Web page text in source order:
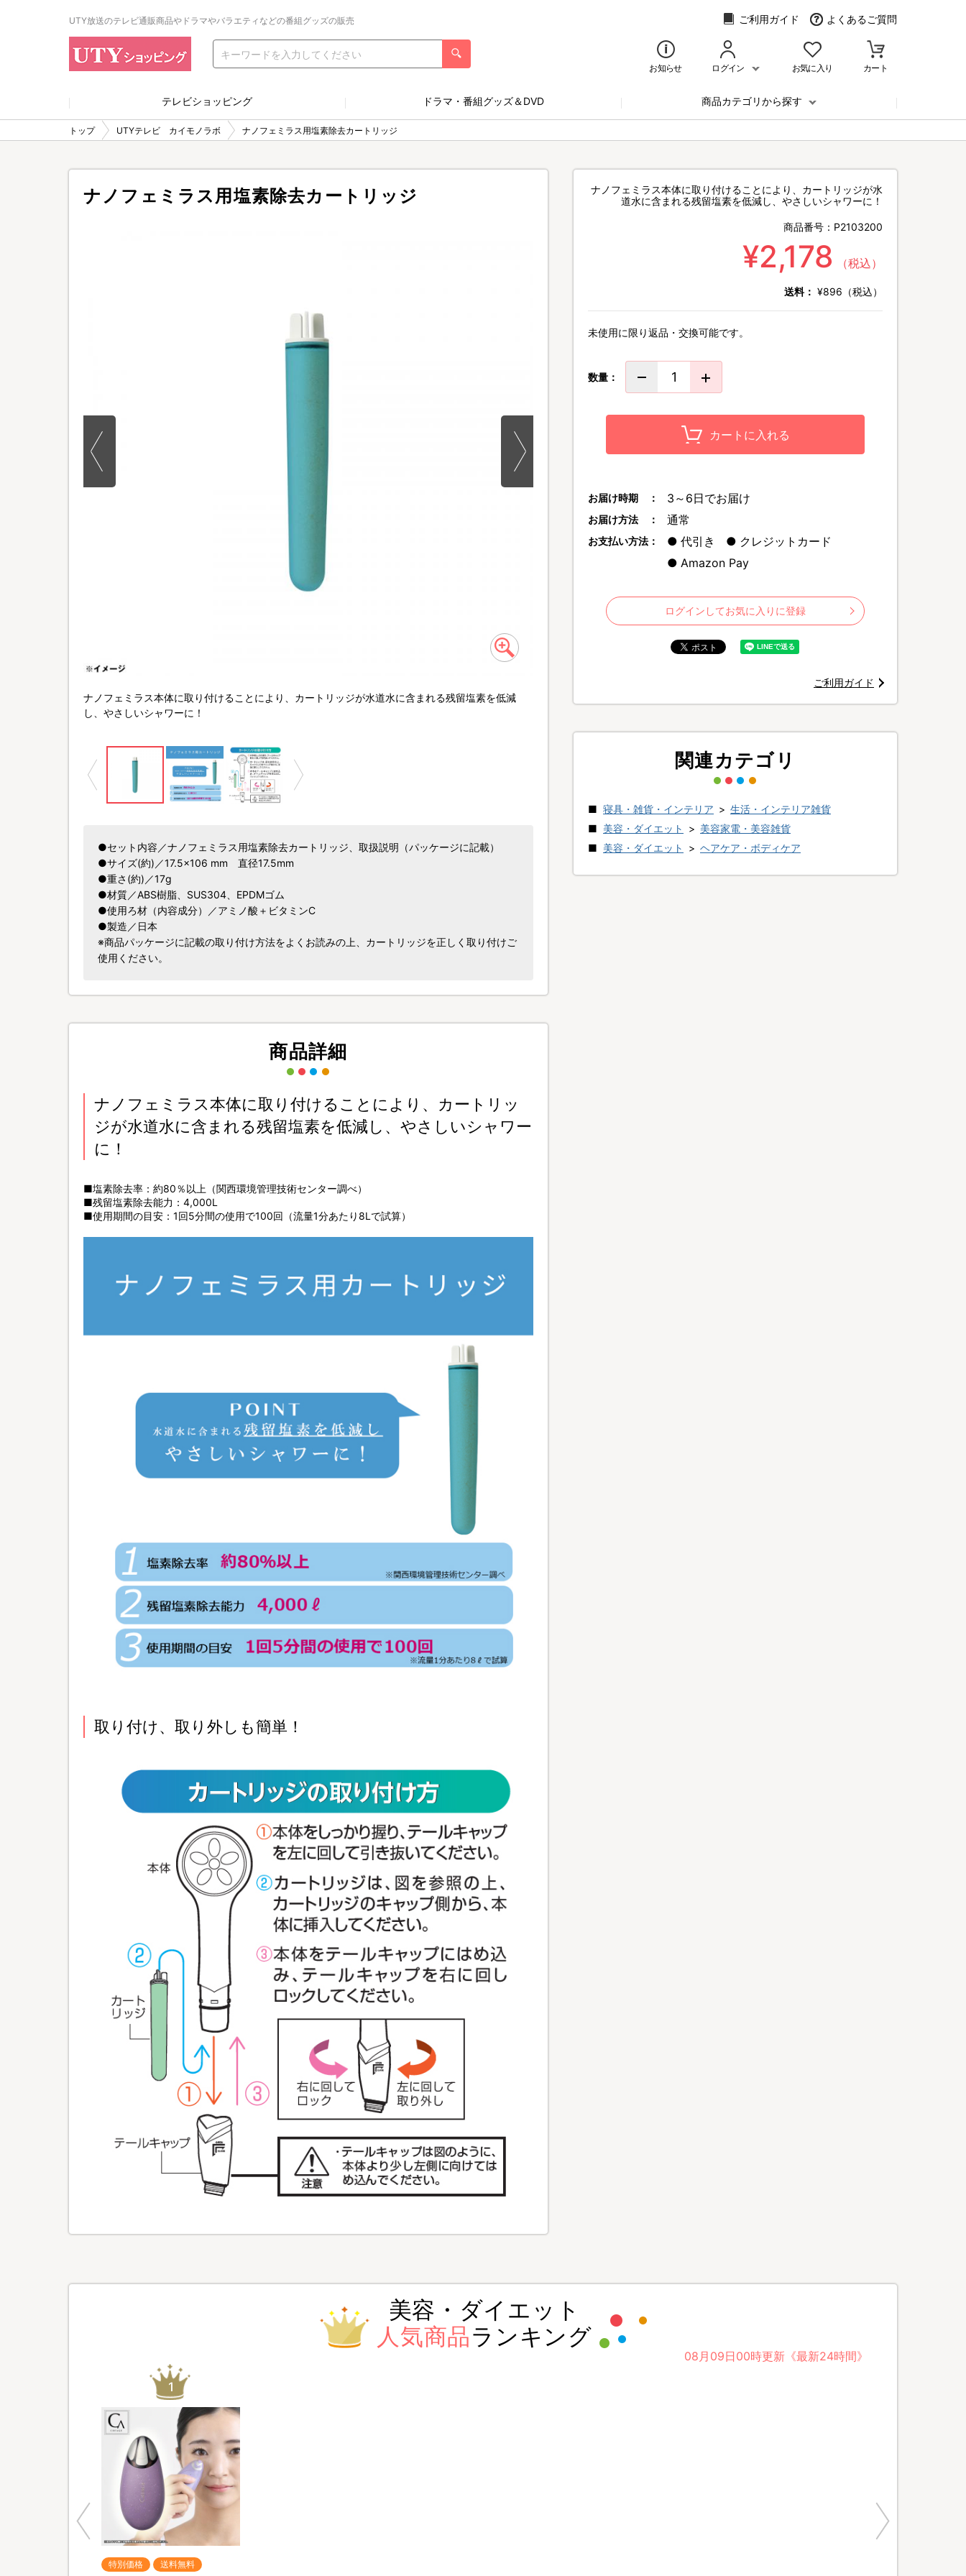
UTY放送のテレビ通販商品やドラマやバラエティなどの番組グッズの販売 ご利用ガイド よくあるご質問
お知らせ ログイン お気に入り カート
テレビショッピング ドラマ・番組グッズ＆DVD 商品カテゴリから探す
トップ UTYテレビ カイモノラボ ナノフェミラス用塩素除去カートリッジ
ナノフェミラス用塩素除去カートリッジ
ナノフェミラス本体に取り付けることにより、カートリッジが水道水に含まれる残留塩素を低減
し、やさしいシャワーに！
●セット内容／ナノフェミラス用塩素除去カートリッジ、取扱説明（パッケージに記載）
●サイズ(約)／17.5×106 mm 直径17.5mm
●重さ(約)／17g
●材質／ABS樹脂、SUS304、EPDMゴム
●使用ろ材（内容成分）／アミノ酸＋ビタミンC
●製造／日本
※商品パッケージに記載の取り付け方法をよくお読みの上、カートリッジを正しく取り付けご
使用ください。
商品詳細
ナノフェミラス本体に取り付けることにより、カートリッ
ジが水道水に含まれる残留塩素を低減し、やさしいシャワー
に！
■塩素除去率：約80％以上（関西環境管理技術センター調べ）
■残留塩素除去能力：4,000L
■使用期間の目安：1回5分間の使用で100回（流量1分あたり8Lで試算）
取り付け、取り外しも簡単！
ナノフェミラス本体に取り付けることにより、カートリッジが水
道水に含まれる残留塩素を低減し、やさしいシャワーに！
商品番号： P2103200
¥2,178 （税込）
送料： ¥896（税込）
未使用に限り返品・交換可能です。
数量：
カートに入れる
お届け時期 ： 3～6日でお届け
お届け方法 ： 通常
お支払い方法： 代引き
クレジットカード
Amazon Pay
ログインしてお気に入りに登録
ご利用ガイド
関連カテゴリ
寝具・雑貨・インテリア > 生活・インテリア雑貨
美容・ダイエット
> 美容家電・美容雑貨
美容・ダイエット
> ヘアケア・ボディケア
美容・ダイエット
人気商品ランキング
08月09日00時更新《最新24時間》
1
特別価格 送料無料